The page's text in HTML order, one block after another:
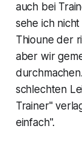
auch bei
sehe ich
Thioune der
aber wir
schlechten
Trainer"
einfach".